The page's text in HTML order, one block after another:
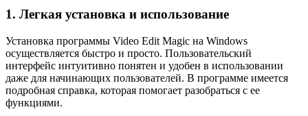
1. Легкая установка и использование
Установка программы Video Edit Magic на Windows
осуществляется быстро и просто. Пользовательский
интерфейс интуитивно понятен и удобен в использовании
даже для начинающих пользователей. В программе имеется
подробная справка, которая помогает разобраться с ее
функциями.